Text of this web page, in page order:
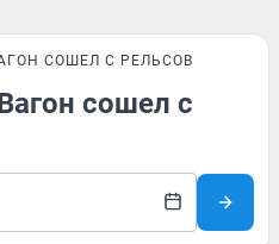
СОШЕЛ С РЕЛЬСОВ
сошел с